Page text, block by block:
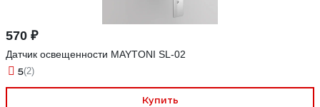
570 ₽
Датчик освещенности MAYTONI SL-02
5(2)
Купить